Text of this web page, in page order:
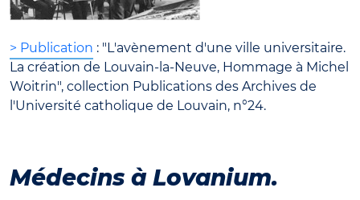
> Publication : "L'avènement d'une ville universitaire.
La création de Louvain-la-Neuve, Hommage à Michel
Woitrin", collection Publications des Archives de
l'Université catholique de Louvain, n°24.
Médecins à Lovanium.